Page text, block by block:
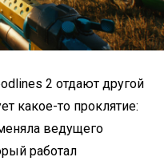
2 отдают другой
какое-то проклятие:
ведущего
работал